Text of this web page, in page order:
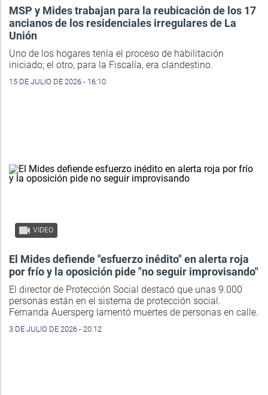
MSP y Mides trabajan para la reubicación de los 17
ancianos de los residenciales irregulares de La
Unión
Uno de los hogares tenía el proceso de habilitación
iniciado; el otro, para la Fiscalía, era clandestino.
15 DE JULIO DE 2026 - 16:10
VIDEO
El Mides defiende "esfuerzo inédito" en alerta roja
por frío y la oposición pide "no seguir improvisando"
El director de Protección Social destacó que unas 9.000
personas están en el sistema de protección social.
Fernanda Auersperg lamentó muertes de personas en calle.
3 DE JULIO DE 2026 - 20:12